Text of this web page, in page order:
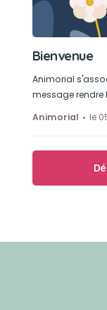
Bienvenue
Animorial
message
Animorial
le